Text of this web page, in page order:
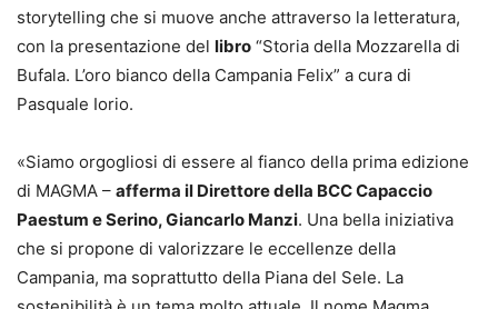
storytelling che si muove anche attraverso la letteratura,
con la presentazione del libro “Storia della Mozzarella di
Bufala. L’oro bianco della Campania Felix” a cura di
Pasquale Iorio.
«Siamo orgogliosi di essere al fianco della prima edizione
di MAGMA – afferma il Direttore della BCC Capaccio
Paestum e Serino, Giancarlo Manzi. Una bella iniziativa
che si propone di valorizzare le eccellenze della
Campania, ma soprattutto della Piana del Sele. La